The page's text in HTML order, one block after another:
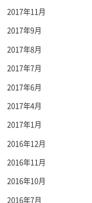
2017年11月
2017年9月
2017年8月
2017年7月
2017年6月
2017年4月
2017年1月
2016年12月
2016年11月
2016年10月
2016年7月